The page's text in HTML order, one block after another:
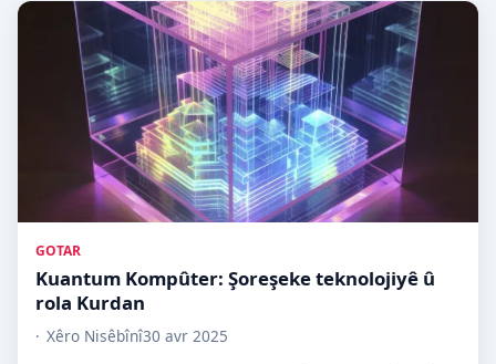
GOTAR
Kuantum Kompûter: Şoreşeke teknolojiyê û
rola Kurdan
Xêro Nisêbînî30 avr 2025